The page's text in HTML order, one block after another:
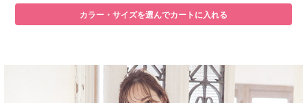
カラー・サイズを選んでカートに入れる